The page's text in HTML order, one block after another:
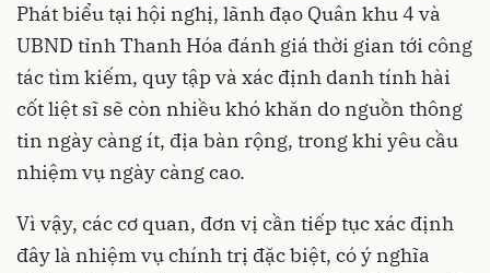
Phát biểu tại hội nghị, lãnh đạo Quân khu 4 và
UBND tỉnh Thanh Hóa đánh giá thời gian tới công
tác tìm kiếm, quy tập và xác định danh tính hài
cốt liệt sĩ sẽ còn nhiều khó khăn do nguồn thông
tin ngày càng ít, địa bàn rộng, trong khi yêu cầu
nhiệm vụ ngày càng cao.
Vì vậy, các cơ quan, đơn vị cần tiếp tục xác định
đây là nhiệm vụ chính trị đặc biệt, có ý nghĩa